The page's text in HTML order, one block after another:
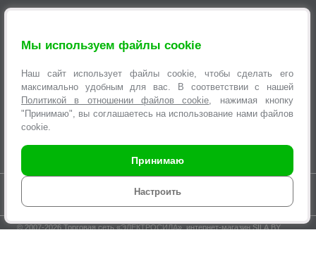
Мы используем файлы cookie
Наш сайт использует файлы cookie, чтобы сделать его
максимально удобным для вас. В соответствии с нашей
Политикой в отношении файлов cookie, нажимая кнопку
"Принимаю", вы соглашаетесь на использование нами файлов
cookie.
Настроить
Принимаю
Услуги
Оформление заявок
Время работы интернет-магазина с 9.00 до 21.00 без выходных
© 2007-2026 Торговая сеть «ЭЛЕКТРОСИЛА», интернет-магазин SILA.BY,